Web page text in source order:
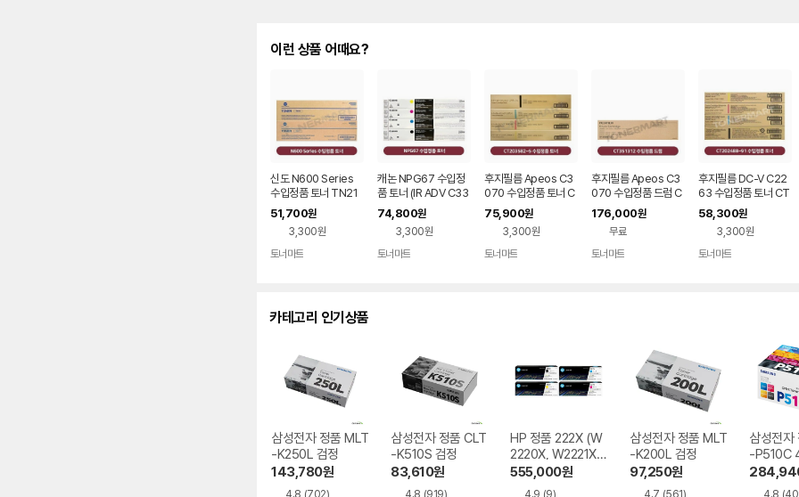
이런 상품 어때요?
신도 N600 Series
수입정품 토너 TN21
7,TN414 (BIZ 028,
283)
51,700원
3,300원
토너마트
캐논 NPG67 수입정
품 토너 (IR ADV C33
20~3730, DX C38
22,3830,3826,383
74,800원
3,300원
토너마트
후지필름 Apeos C3
070 수입정품 토너 C
T203582-5 쇼부
75,900원
3,300원
토너마트
후지필름 Apeos C3
070 수입정품 드럼 C
T351312 쇼부
176,000원
무료
토너마트
후지필름 DC-V C22
63 수입정품 토너 CT
202488~91 마블
58,300원
3,300원
토너마트
카테고리 인기상품
삼성전자 정품 MLT
-K250L 검정
143,780원
4.8 (702)
삼성전자 정품 CLT
-K510S 검정
83,610원
4.8 (919)
HP 정품 222X (W
2220X, W2221X,
W2222X, W2223
X) 4색 세트
555,000원
4.9 (9)
삼성전자 정품 MLT
-K200L 검정
97,250원
4.7 (561)
삼성전자
-P510C
4.8